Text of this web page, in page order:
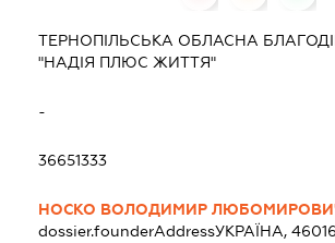
ТЕРНОПІЛЬСЬКА ОБЛАСНА
"НАДІЯ ПЛЮС ЖИТТЯ"
-
36651333
НОСКО ВОЛОДИМИР
dossier.founderAddressУКРАЇНА,